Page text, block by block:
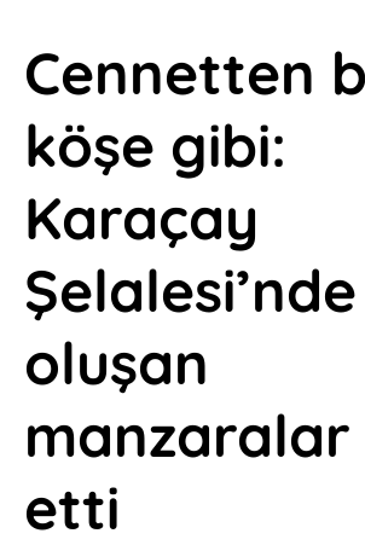
Cennetten
köşe gibi:
Karaçay
Şelalesi’nde
oluşan
manzaralar
etti